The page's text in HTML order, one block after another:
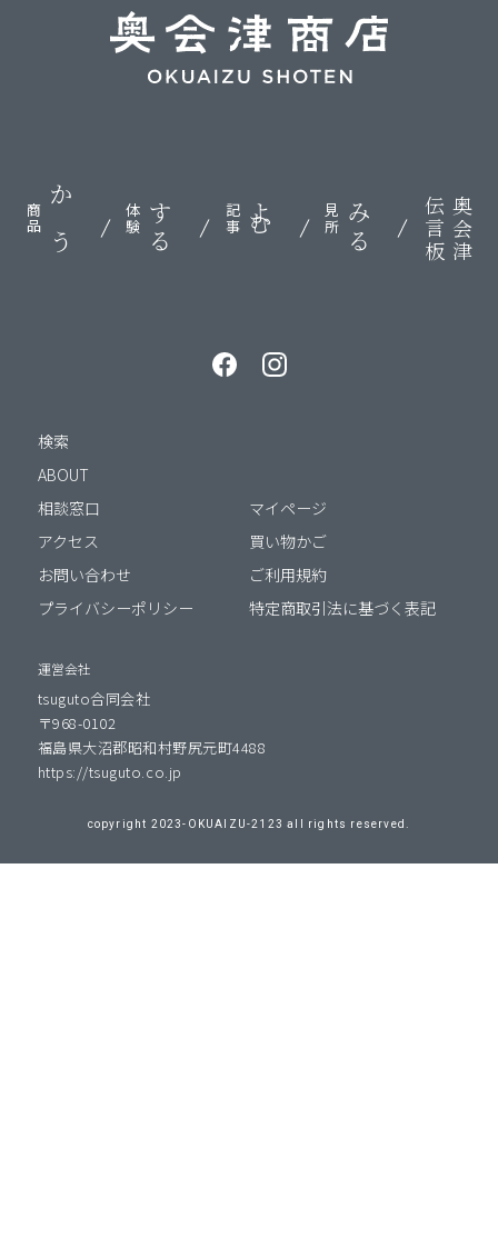
かう
商品 する
体験 よむ
記事 みる
見所 奥会津
伝言板
検索
ABOUT
相談窓口
アクセス
お問い合わせ
プライバシーポリシー
マイページ
買い物かご
ご利用規約
特定商取引法に基づく表記
運営会社
tsuguto合同会社
〒968-0102
福島県大沼郡昭和村野尻元町4488
https://tsuguto.co.jp
copyright 2023-OKUAIZU-2123 all rights reserved.